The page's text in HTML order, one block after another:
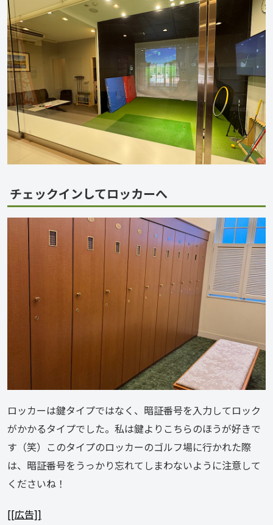
チェックインしてロッカーへ
ロッカーは鍵タイプではなく、暗証番号を入力してロック
がかかるタイプでした。私は鍵よりこちらのほうが好きで
す（笑）このタイプのロッカーのゴルフ場に行かれた際
は、暗証番号をうっかり忘れてしまわないように注意して
くださいね！
[[広告]]